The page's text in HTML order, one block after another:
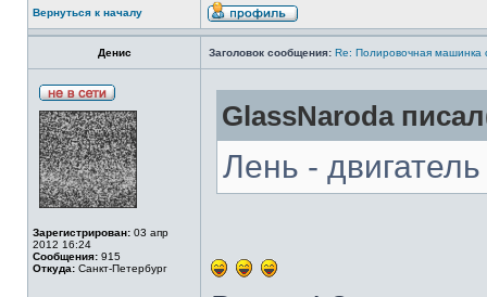
Вернуться к началу
Денис Заголовок сообщения: Re: Полировочная машинка
Зарегистрирован: 03 апр
2012 16:24
Сообщения: 915
Откуда: Санкт-Петербург
GlassNaroda
Лень -